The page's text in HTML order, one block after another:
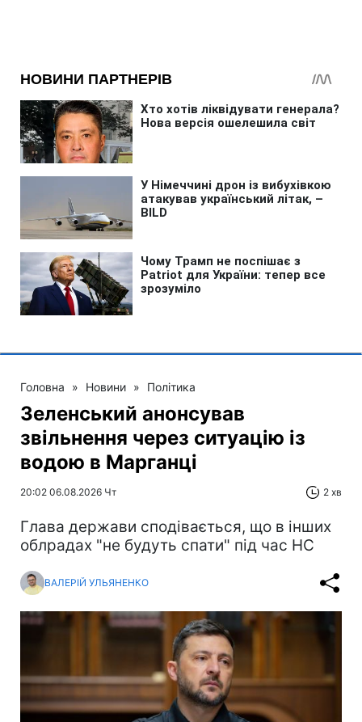
Головна » Новини » Політика
Зеленський анонсував
звільнення через ситуацію із
водою в Марганці
20:02 06.08.2026 Чт 2 хв
Глава держави сподівається, що в інших
облрадах "не будуть спати" під час НС
ВАЛЕРІЙ УЛЬЯНЕНКО